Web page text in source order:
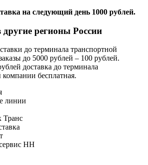
на следующий день 1000 рублей.
другие регионы России
до терминала транспортной
до 5000 рублей – 100 рублей.
доставка до терминала
компании бесплатная.
линии
НН